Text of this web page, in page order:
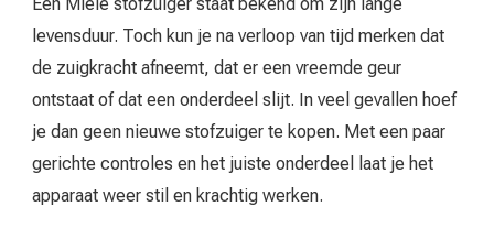
levensduur. Toch kun je na verloop van tijd merken dat
de zuigkracht afneemt, dat er een vreemde geur
ontstaat of dat een onderdeel slijt. In veel gevallen hoef
je dan geen nieuwe stofzuiger te kopen. Met een paar
gerichte controles en het juiste onderdeel laat je het
apparaat weer stil en krachtig werken.